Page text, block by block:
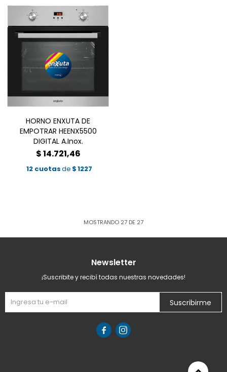
HORNO ENXUTA DE
EMPOTRAR HEENX5500
DIGITAL A.Inox.
$14.721,46
12 cuotasde $1227
MOSTRANDO 27 DE 27
Newsletter
¡Suscribite y recibí todas nuestras novedades!
Suscribirme
 